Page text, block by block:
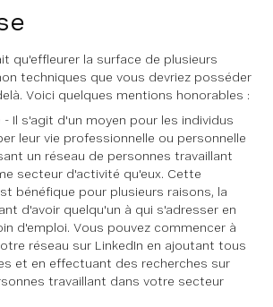
qu'effleurer la surface de plusieurs
techniques que vous devriez posséder
Voici quelques mentions honorables :
- Il s'agit d'un moyen pour les individus
leur vie professionnelle ou personnelle
un réseau de personnes travaillant
secteur d'activité qu'eux. Cette
bénéfique pour plusieurs raisons, la
d'avoir quelqu'un à qui s'adresser en
d'emploi. Vous pouvez commencer à
réseau sur LinkedIn en ajoutant tous
et en effectuant des recherches sur
travaillant dans votre secteur